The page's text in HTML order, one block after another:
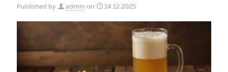
Published by admin on 14.12.2025